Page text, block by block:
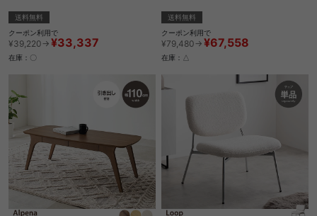
送料無料
クーポン利用で
¥39,220→ ¥33,337
在庫：〇
送料無料
クーポン利用で
¥79,480→ ¥67,558
在庫：△